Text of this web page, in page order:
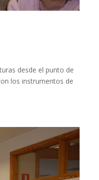
desde el punto de
los instrumentos de